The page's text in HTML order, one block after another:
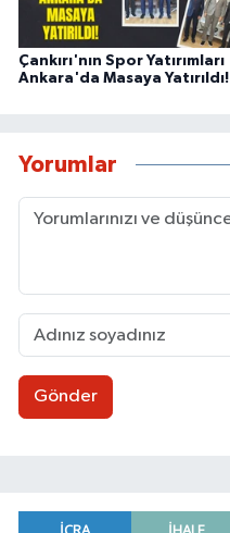
Çankırı'nın Spor Yatırımları
Ankara'da Masaya Yatırıldı!
Yorumlar
Gönder